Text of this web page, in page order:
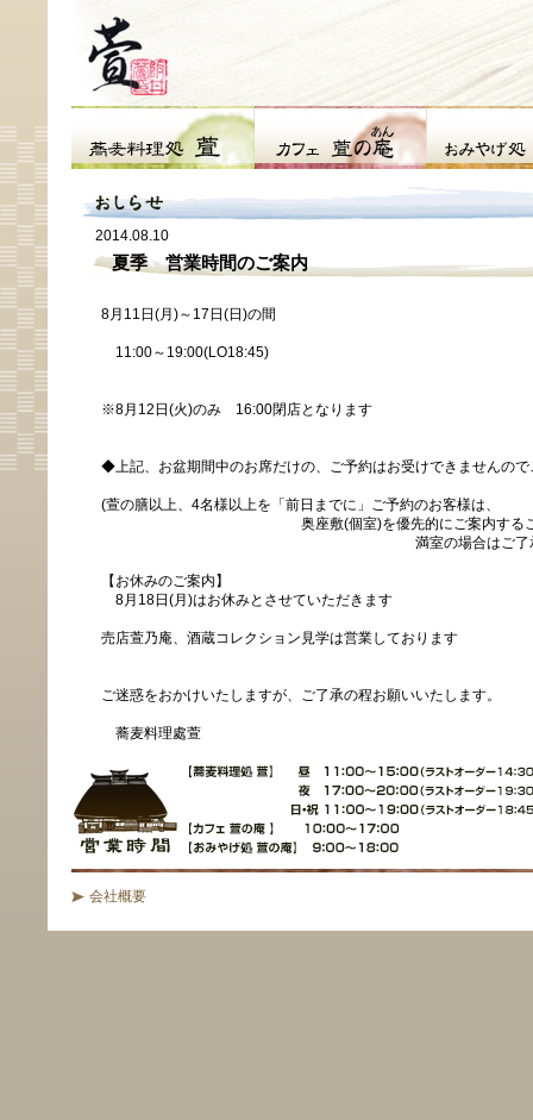
2014.08.10
夏季 営業時間のご案内
8月11日(月)～17日(日)の間
11:00～19:00(LO18:45)
※8月12日(火)のみ 16:00閉店となります
◆上記、お盆期間中のお席だけの、ご予約はお受けできませんので
(萱の膳以上、4名様以上を「前日までに」ご予約のお客様は、
奥座敷(個室)を優先的にご案内すること
満室の場合はご了承くだ
【お休みのご案内】
8月18日(月)はお休みとさせていただきます
売店萱乃庵、酒蔵コレクション見学は営業しております
ご迷惑をおかけいたしますが、ご了承の程お願いいたします。
蕎麦料理處萱
会社概要